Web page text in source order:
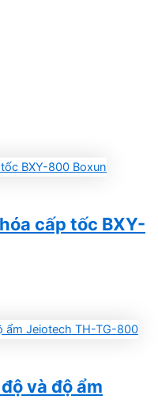
cấp tốc BXY-
và độ ẩm